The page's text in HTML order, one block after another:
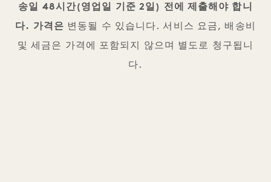
송일 48시간(영업일 기준 2일) 전에 제출해야 합니
다. 가격은 변동될 수 있습니다. 서비스 요금, 배송비
및 세금은 가격에 포함되지 않으며 별도로 청구됩니
다.